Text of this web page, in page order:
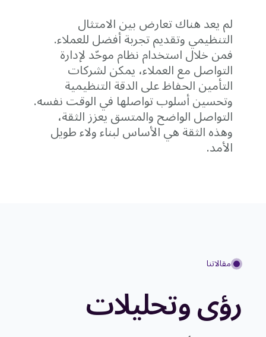
لم يعد هناك تعارض بين الامتثال
التنظيمي وتقديم تجربة أفضل للعملاء.
فمن خلال استخدام نظام موحّد لإدارة
التواصل مع العملاء، يمكن لشركات
التأمين الحفاظ على الدقة التنظيمية
وتحسين أسلوب تواصلها في الوقت نفسه.
التواصل الواضح والمتسق يعزز الثقة،
وهذه الثقة هي الأساس لبناء ولاء طويل
الأمد.
مقالاتنا
رؤى وتحليلات